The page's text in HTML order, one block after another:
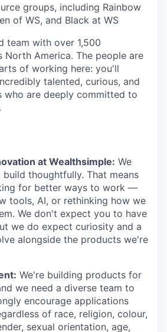
groups, including Rainbow
of WS, and Black at WS
team with over 1,500
North America. The people are
of working here: you'll
talented, curious, and
who are deeply committed to
at Wealthsimple: We
thoughtfully. That means
for better ways to work —
tools, AI, or rethinking how we
We don't expect you to have
we do expect curiosity and a
alongside the products we're
We're building products for
we need a diverse team to
encourage applications
of race, religion, colour,
sexual orientation, age,